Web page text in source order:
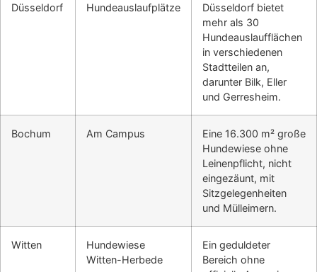
Düsseldorf Hundeauslaufplätze
Düsseldorf bietet
mehr als 30
Hundeauslaufflächen
in verschiedenen
Stadtteilen an,
darunter Bilk, Eller
und Gerresheim.
Bochum Am Campus
Eine 16.300 m² große
Hundewiese ohne
Leinenpflicht, nicht
eingezäunt, mit
Sitzgelegenheiten
und Mülleimern.
Witten
Hundewiese
Witten-Herbede
Ein geduldeter
Bereich ohne